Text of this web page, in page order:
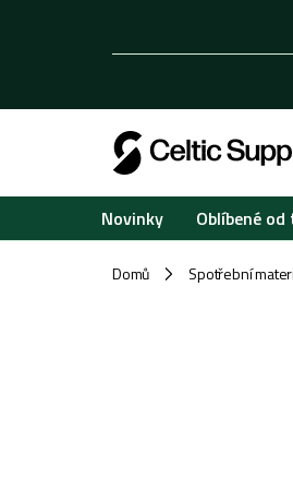
Novinky Oblíbené
Domů / Spotřební